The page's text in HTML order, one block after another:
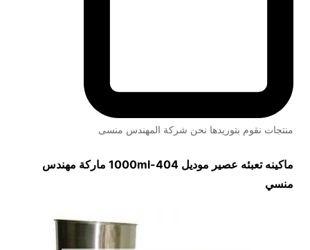
منتجات نقوم بتوريدها نحن شركة المهندس منسى
ماكينه تعبئه عصير موديل
ماركة مهندس
منسي